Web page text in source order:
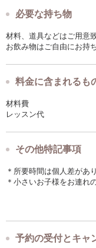
必要な持ち物
材料、道具などはご用意
お飲み物はご自由にお持
料金に含まれるも
材料費
レッスン代
その他特記事項
＊所要時間は個人差があ
＊小さいお子様をお連れ
予約の受付とキャ